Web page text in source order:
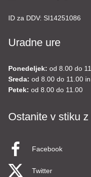
ID za DDV: SI14251086
Uradne ure
Ponedeljek: od 8.00 do
Sreda: od 8.00 do 11.00
Petek: od 8.00 do 11.00
Ostanite v stiku z
Facebook
Twitter